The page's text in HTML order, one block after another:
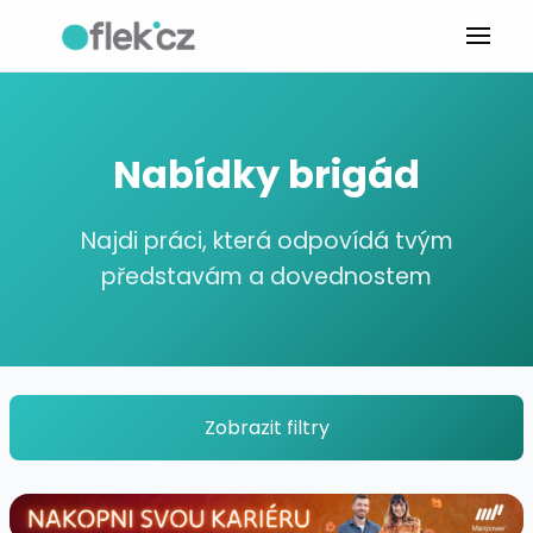
Nabídky brigád
Najdi práci, která odpovídá tvým
představám a dovednostem
Zobrazit filtry